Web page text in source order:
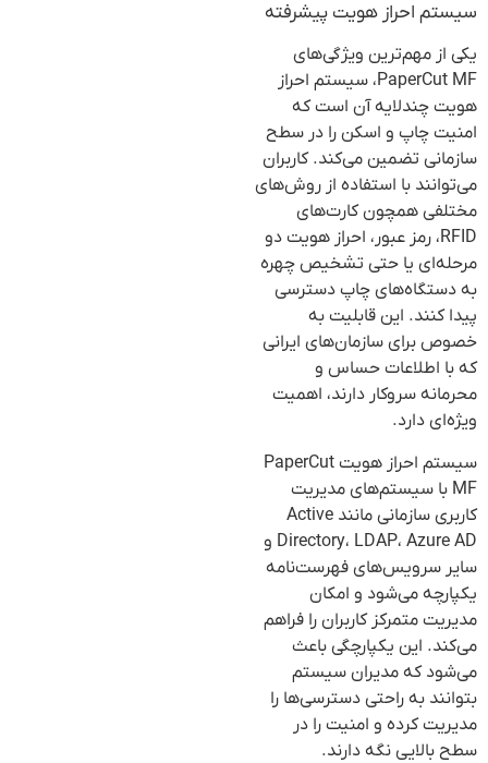
سیستم احراز هویت پیشرفته
یکی از مهم‌ترین ویژگی‌های
PaperCut MF، سیستم احراز
هویت چندلایه آن است که
امنیت چاپ و اسکن را در سطح
سازمانی تضمین می‌کند. کاربران
می‌توانند با استفاده از روش‌های
مختلفی همچون کارت‌های
RFID، رمز عبور، احراز هویت دو
مرحله‌ای یا حتی تشخیص چهره
به دستگاه‌های چاپ دسترسی
پیدا کنند. این قابلیت به
خصوص برای سازمان‌های ایرانی
که با اطلاعات حساس و
محرمانه سروکار دارند، اهمیت
ویژه‌ای دارد.
سیستم احراز هویت PaperCut
MF با سیستم‌های مدیریت
کاربری سازمانی مانند Active
Directory، LDAP، Azure AD و
سایر سرویس‌های فهرست‌نامه
یکپارچه می‌شود و امکان
مدیریت متمرکز کاربران را فراهم
می‌کند. این یکپارچگی باعث
می‌شود که مدیران سیستم
بتوانند به راحتی دسترسی‌ها را
مدیریت کرده و امنیت را در
سطح بالایی نگه دارند.